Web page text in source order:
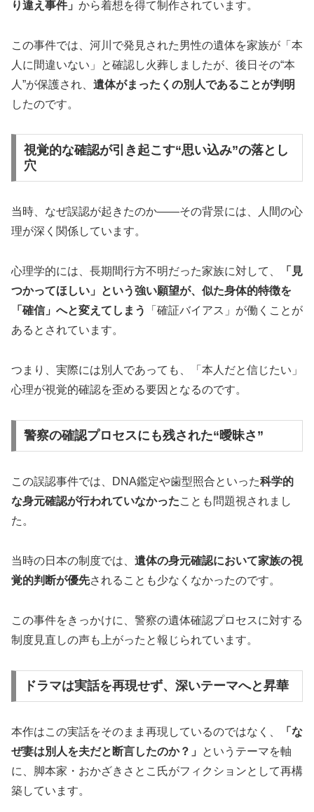
り違え事件」 から着想を得て制作されています。
この事件では、河川で発見された男性の遺体を家族が「本
人に間違いない」と確認し火葬しましたが、後日その“本
人”が保護され、 遺体がまったくの別人であることが判明
したのです。
視覚的な確認が引き起こす“思い込み”の落とし
穴
当時、なぜ誤認が起きたのか――その背景には、人間の心
理が深く関係しています。
心理学的には、長期間行方不明だった家族に対して、
「見
つかってほしい」という強い願望が、似た身体的特徴を
「確信」へと変えてしまう
「確証バイアス」が働くことが
あるとされています。
つまり、実際には別人であっても、「本人だと信じたい」
心理が視覚的確認を歪める要因となるのです。
警察の確認プロセスにも残された“曖昧さ”
この誤認事件では、DNA鑑定や歯型照合といった科学的
な身元確認が行われていなかったことも問題視されまし
た。
当時の日本の制度では、 遺体の身元確認において家族の視
覚的判断が優先されることも少なくなかったのです。
この事件をきっかけに、警察の遺体確認プロセスに対する
制度見直しの声も上がったと報じられています。
ドラマは実話を再現せず、深いテーマへと昇華
本作はこの実話をそのまま再現しているのではなく、
「な
ぜ妻は別人を夫だと断言したのか？」
というテーマを軸
に、脚本家・おかざきさとこ氏がフィクションとして再構
築しています。